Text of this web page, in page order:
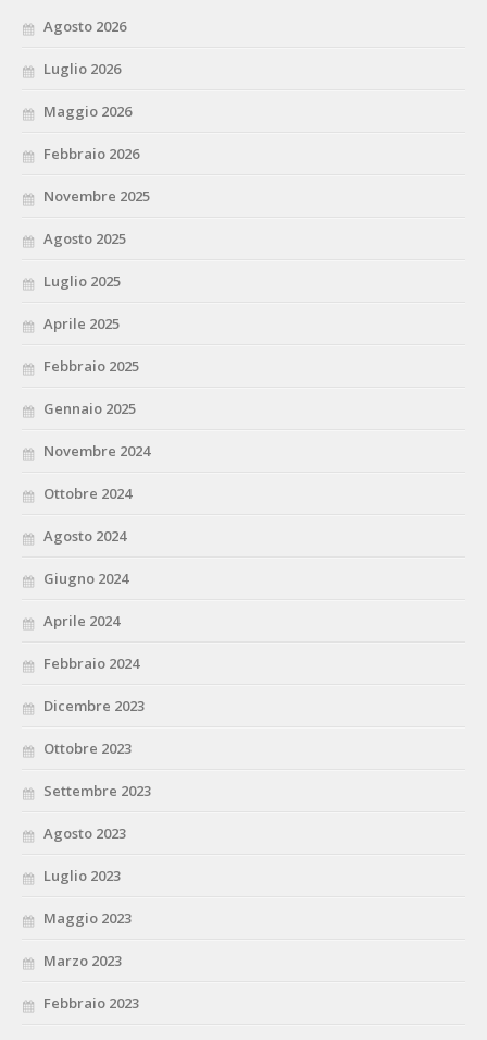
Agosto 2026
Luglio 2026
Maggio 2026
Febbraio 2026
Novembre 2025
Agosto 2025
Luglio 2025
Aprile 2025
Febbraio 2025
Gennaio 2025
Novembre 2024
Ottobre 2024
Agosto 2024
Giugno 2024
Aprile 2024
Febbraio 2024
Dicembre 2023
Ottobre 2023
Settembre 2023
Agosto 2023
Luglio 2023
Maggio 2023
Marzo 2023
Febbraio 2023